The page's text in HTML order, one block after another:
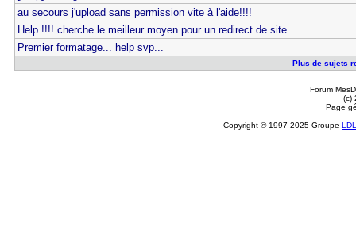
au secours j'upload sans permission vite à l'aide!!!!
Help !!!! cherche le meilleur moyen pour un redirect de site.
Premier formatage... help svp...
Plus de sujets
Forum
(c)
Page
Copyright © 1997-2025 Groupe